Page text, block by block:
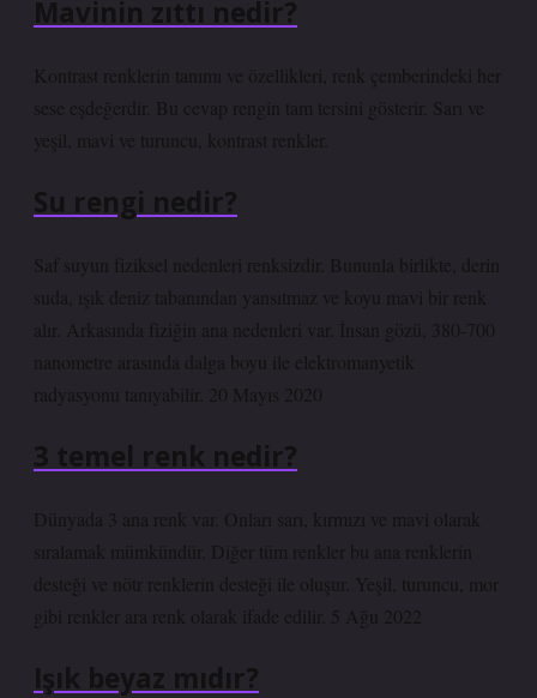
Mavinin zıttı nedir?
Kontrast renklerin tanımı ve özellikleri, renk çemberindeki her
sese eşdeğerdir. Bu cevap rengin tam tersini gösterir. Sarı ve
yeşil, mavi ve turuncu, kontrast renkler.
Su rengi nedir?
Saf suyun fiziksel nedenleri renksizdir. Bununla birlikte, derin
suda, ışık deniz tabanından yansıtmaz ve koyu mavi bir renk
alır. Arkasında fiziğin ana nedenleri var. İnsan gözü, 380-700
nanometre arasında dalga boyu ile elektromanyetik
radyasyonu tanıyabilir. 20 Mayıs 2020
3 temel renk nedir?
Dünyada 3 ana renk var. Onları sarı, kırmızı ve mavi olarak
sıralamak mümkündür. Diğer tüm renkler bu ana renklerin
desteği ve nötr renklerin desteği ile oluşur. Yeşil, turuncu, mor
gibi renkler ara renk olarak ifade edilir. 5 Ağu 2022
Işık beyaz mıdır?